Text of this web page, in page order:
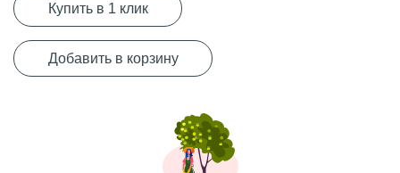
Купить в 1 клик
Добавить в корзину